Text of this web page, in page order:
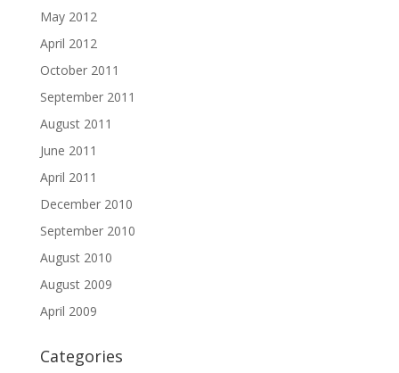
May 2012
April 2012
October 2011
September 2011
August 2011
June 2011
April 2011
December 2010
September 2010
August 2010
August 2009
April 2009
Categories